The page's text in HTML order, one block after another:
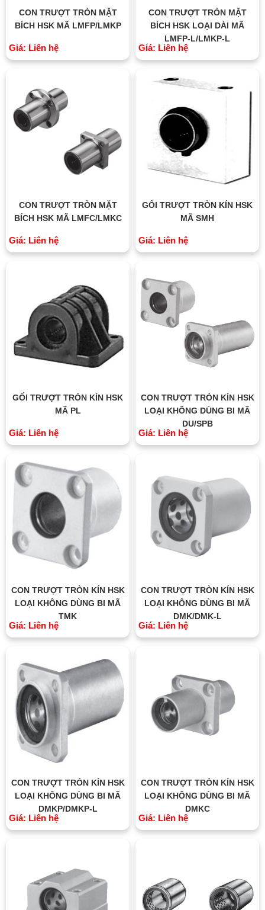
CON TRƯỢT TRÒN MẶT
BÍCH HSK MÃ LMFP/LMKP
Giá: Liên hệ
CON TRƯỢT TRÒN MẶT
BÍCH HSK LOẠI DÀI MÃ
LMFP-L/LMKP-L
Giá: Liên hệ
CON TRƯỢT TRÒN MẶT
BÍCH HSK MÃ LMFC/LMKC
Giá: Liên hệ
GỐI TRƯỢT TRÒN KÍN HSK
MÃ SMH
Giá: Liên hệ
GỐI TRƯỢT TRÒN KÍN HSK
MÃ PL
Giá: Liên hệ
CON TRƯỢT TRÒN KÍN HSK
LOẠI KHÔNG DÙNG BI MÃ
DU/SPB
Giá: Liên hệ
CON TRƯỢT TRÒN KÍN HSK
LOẠI KHÔNG DÙNG BI MÃ
TMK
Giá: Liên hệ
CON TRƯỢT TRÒN KÍN HSK
LOẠI KHÔNG DÙNG BI MÃ
DMK/DMK-L
Giá: Liên hệ
CON TRƯỢT TRÒN KÍN HSK
LOẠI KHÔNG DÙNG BI MÃ
DMKP/DMKP-L
Giá: Liên hệ
CON TRƯỢT TRÒN KÍN HSK
LOẠI KHÔNG DÙNG BI MÃ
DMKC
Giá: Liên hệ